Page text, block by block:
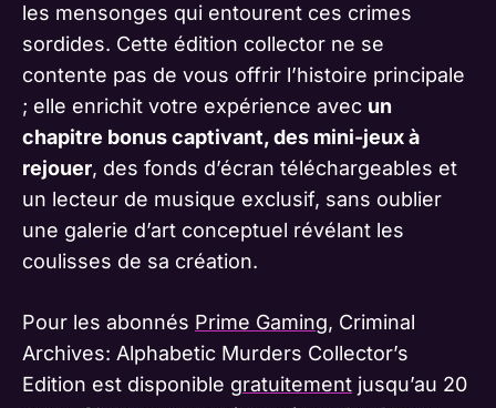
les mensonges qui entourent ces crimes
sordides. Cette édition collector ne se
contente pas de vous offrir l’histoire principale
; elle enrichit votre expérience avec un
chapitre bonus captivant, des mini-jeux à
rejouer, des fonds d’écran téléchargeables et
un lecteur de musique exclusif, sans oublier
une galerie d’art conceptuel révélant les
coulisses de sa création.
Pour les abonnés Prime Gaming, Criminal
Archives: Alphabetic Murders Collector’s
Edition est disponible gratuitement jusqu’au 20